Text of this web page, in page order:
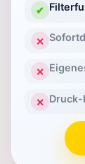
✔
✕
✕
✕ Druck-